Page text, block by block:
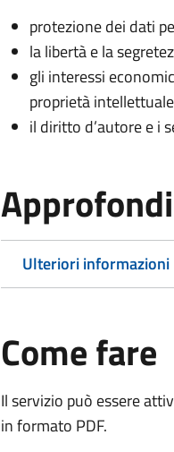
protezione dei dati
la libertà e la
gli interessi
proprietà intellettuale
il diritto d’autore e i
Ulteriori informazioni
Come fare
Il servizio può essere
in formato PDF.